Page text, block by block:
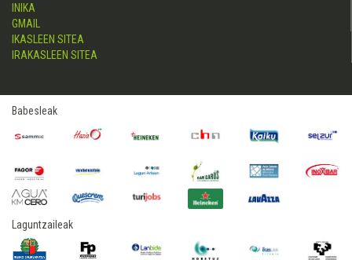
INIKA
GMAIL
IKASLEEN SITEA
IRAKASLEEN SITEA
Babesleak
Laguntzaileak